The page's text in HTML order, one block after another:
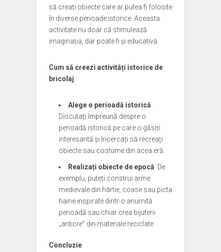
să creați obiecte care ar putea fi folosite
în diverse perioade istorice. Aceasta
activitate nu doar că stimulează
imaginația, dar poate fi și educativă.
Cum să creezi activități istorice de
bricolaj:
Alege o perioadă istorică:
Discutați împreună despre o
perioadă istorică pe care o găsiți
interesantă și încercați să recreați
obiecte sau costume din acea eră.
Realizați obiecte de epocă: De
exemplu, puteți construi arme
medievale din hârtie, coase sau picta
haine inspirate dintr-o anumită
perioadă sau chiar crea bijuterii
„anticre” din materiale reciclate.
Concluzie